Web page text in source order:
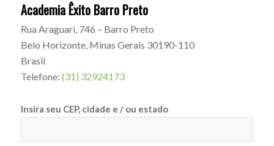
Academia Êxito Barro Preto
Rua Araguari, 746 – Barro Preto
Belo Horizonte, Minas Gerais 30190-110
Brasil
Telefone: (31) 32924173
Insira seu CEP, cidade e / ou estado